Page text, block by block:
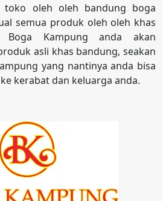
toko oleh oleh bandung boga
semua produk oleh oleh khas
Kampung anda akan
asli khas bandung, seakan
yang nantinya anda bisa
kerabat dan keluarga anda.